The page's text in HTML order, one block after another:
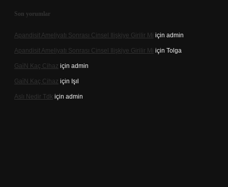
Son yorumlar
Apandisit Ameliyatı Sonrası Cinsel Ilişkiye Girilir Mi için admin
Apandisit Ameliyatı Sonrası Cinsel Ilişkiye Girilir Mi için Tolga
Gai̇N Kaç Cihaz için admin
Gai̇N Kaç Cihaz için Işıl
Aslı Nedir Tdk için admin